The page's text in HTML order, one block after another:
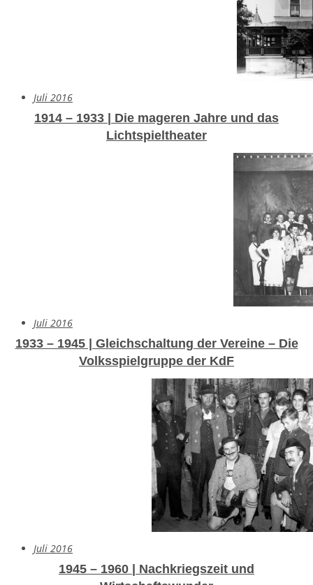
Juli 2016
1914 – 1933 | Die mageren Jahre und das
Lichtspieltheater
Juli 2016
1933 – 1945 | Gleichschaltung der Vereine – Die
Volksspielgruppe der KdF
Juli 2016
1945 – 1960 | Nachkriegszeit und